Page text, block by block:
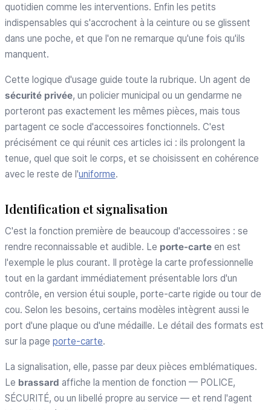
quotidien comme les interventions. Enfin les petits
indispensables qui s'accrochent à la ceinture ou se glissent
dans une poche, et que l'on ne remarque qu'une fois qu'ils
manquent.
Cette logique d'usage guide toute la rubrique. Un agent de
sécurité privée, un policier municipal ou un gendarme ne
porteront pas exactement les mêmes pièces, mais tous
partagent ce socle d'accessoires fonctionnels. C'est
précisément ce qui réunit ces articles ici : ils prolongent la
tenue, quel que soit le corps, et se choisissent en cohérence
avec le reste de l'uniforme.
Identification et signalisation
C'est la fonction première de beaucoup d'accessoires : se
rendre reconnaissable et audible. Le porte-carte en est
l'exemple le plus courant. Il protège la carte professionnelle
tout en la gardant immédiatement présentable lors d'un
contrôle, en version étui souple, porte-carte rigide ou tour de
cou. Selon les besoins, certains modèles intègrent aussi le
port d'une plaque ou d'une médaille. Le détail des formats est
sur la page porte-carte.
La signalisation, elle, passe par deux pièces emblématiques.
Le brassard affiche la mention de fonction — POLICE,
SÉCURITÉ, ou un libellé propre au service — et rend l'agent